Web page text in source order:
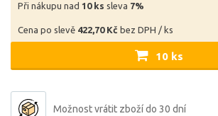
Při nákupu nad 10 ks sleva 7%
Cena po slevě 422,70 Kč bez DPH / ks
10 ks
Možnost vrátit zboží do 30 dní